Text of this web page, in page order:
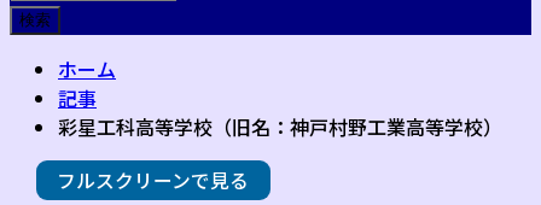
ホーム
記事
彩星工科高等学校（旧名：神戸村野工業高等学校）
フルスクリーンで見る